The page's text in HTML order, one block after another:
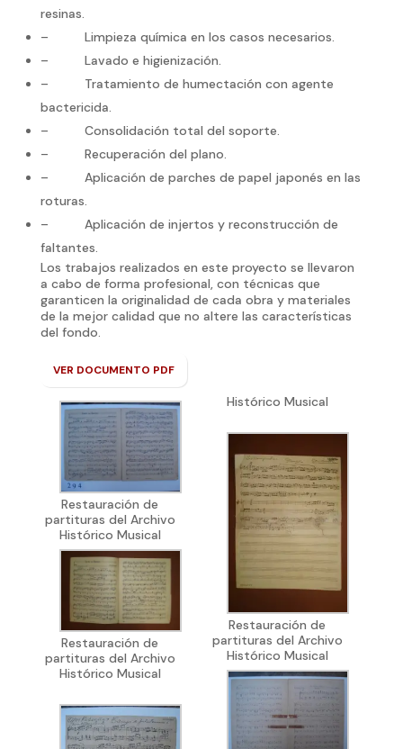
resinas.
– Limpieza química en los casos necesarios.
– Lavado e higienización.
– Tratamiento de humectación con agente
bactericida.
– Consolidación total del soporte.
– Recuperación del plano.
– Aplicación de parches de papel japonés en las
roturas.
– Aplicación de injertos y reconstrucción de
faltantes.
Los trabajos realizados en este proyecto se llevaron
a cabo de forma profesional, con técnicas que
garanticen la originalidad de cada obra y materiales
de la mejor calidad que no altere las características
del fondo.
VER DOCUMENTO PDF
Restauración de
partituras del Archivo
Histórico Musical
Restauración de
partituras del Archivo
Histórico Musical
Histórico Musical
Restauración de
partituras del Archivo
Histórico Musical